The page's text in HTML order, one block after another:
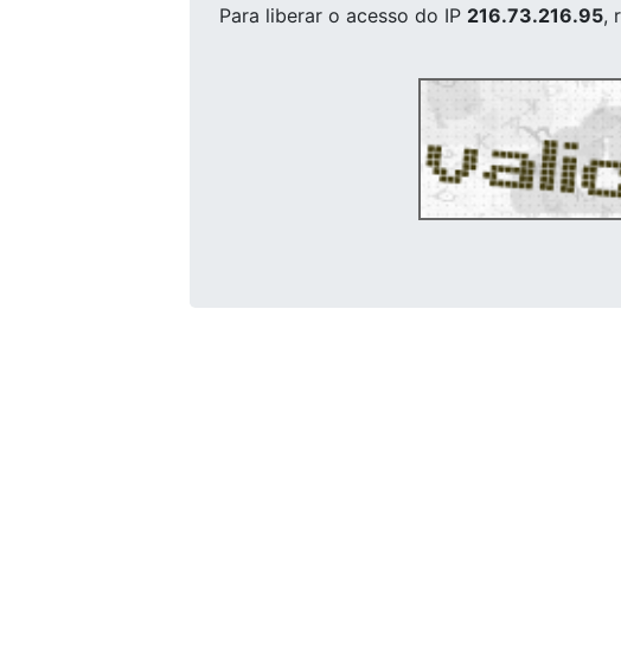
Para liberar o acesso do IP 216.73.216.95,